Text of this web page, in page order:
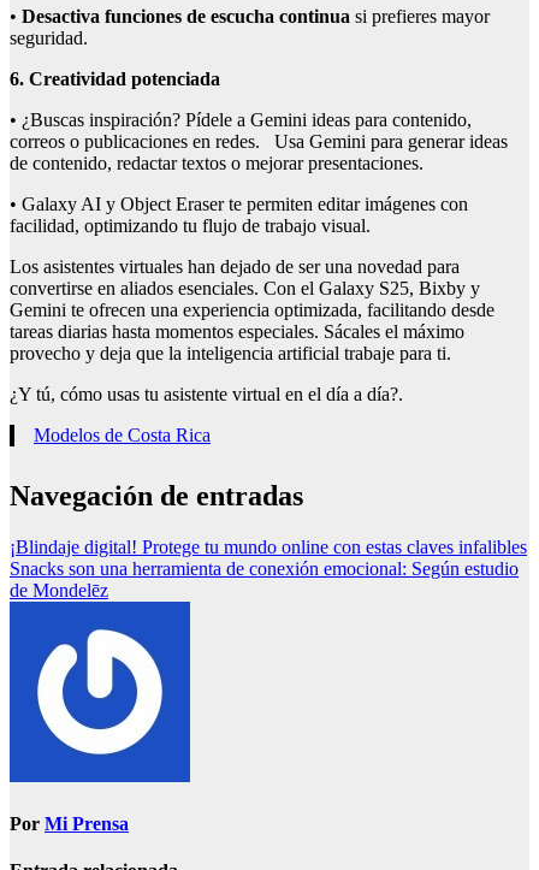
• Desactiva funciones de escucha continua si prefieres mayor
seguridad.
6. Creatividad potenciada
• ¿Buscas inspiración? Pídele a Gemini ideas para contenido,
correos o publicaciones en redes. Usa Gemini para generar ideas
de contenido, redactar textos o mejorar presentaciones.
• Galaxy AI y Object Eraser te permiten editar imágenes con
facilidad, optimizando tu flujo de trabajo visual.
Los asistentes virtuales han dejado de ser una novedad para
convertirse en aliados esenciales. Con el Galaxy S25, Bixby y
Gemini te ofrecen una experiencia optimizada, facilitando desde
tareas diarias hasta momentos especiales. Sácales el máximo
provecho y deja que la inteligencia artificial trabaje para ti.
¿Y tú, cómo usas tu asistente virtual en el día a día?.
Modelos de Costa Rica
Navegación de entradas
¡Blindaje digital! Protege tu mundo online con estas claves infalibles
Snacks son una herramienta de conexión emocional: Según estudio
de Mondelēz
Por Mi Prensa